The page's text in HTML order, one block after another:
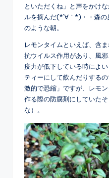
といただくね」と声をかけ
ルを摘んだ(*´∀｀*)・・森
のような朝。
レモンタイムといえば、含
抗ウイルス作用があり、風
疫力が低下している時によ
ティーにして飲んだりする
激的で恐縮」ですが、レモ
作る際の防腐剤にしていた
な）。